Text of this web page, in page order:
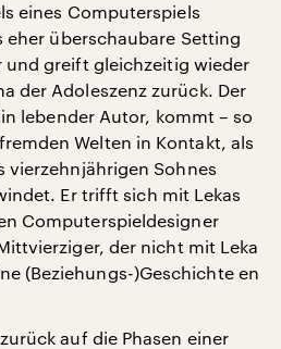
eines Computerspiels
eher überschaubare Setting
und greift gleichzeitig wieder
der Adoleszenz zurück. Der
lebender Autor, kommt – so
Welten in Kontakt, als
vierzehnjährigen Sohnes
Er trifft sich mit Lekas
Computerspieldesigner
der nicht mit Leka
(Beziehungs-)Geschichte en
auf die Phasen einer